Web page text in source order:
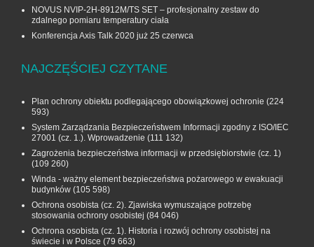
NOVUS NVIP-2H-8912M/TS SET – profesjonalny zestaw do
zdalnego pomiaru temperatury ciała
Konferencja Axis Talk 2020 już 25 czerwca
NAJCZĘŚCIEJ CZYTANE
Plan ochrony obiektu podlegającego obowiązkowej ochronie (224
593)
System Zarządzania Bezpieczeństwem Informacji zgodny z ISO/IEC
27001 (cz. 1.). Wprowadzenie (111 132)
Zagrożenia bezpieczeństwa informacji w przedsiębiorstwie (cz. 1)
(109 260)
Winda - ważny element bezpieczeństwa pożarowego w ewakuacji
budynków (105 598)
Ochrona osobista (cz. 2). Zjawiska wymuszające potrzebę
stosowania ochrony osobistej (84 046)
Ochrona osobista (cz. 1). Historia i rozwój ochrony osobistej na
świecie i w Polsce (79 663)